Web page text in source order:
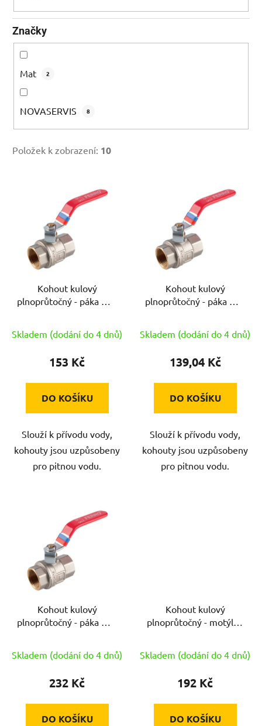
ů
Značky
Mat 2
NOVASERVIS 8
Položek k zobrazení: 10
k
Kohout kulový
plnoprůtočný - páka MM
Skladem (dodání do 4 dnů)
153 Kč
DO KOŠÍKU
Slouží k přívodu vody,
kohouty jsou uzpůsobeny
pro pitnou vodu.
Kohout kulový
plnoprůtočný - páka MM
Skladem (dodání do 4 dnů)
139,04 Kč
DO KOŠÍKU
Slouží k přívodu vody,
kohouty jsou uzpůsobeny
pro pitnou vodu.
Kohout kulový
plnoprůtočný - páka MM
Skladem (dodání do 4 dnů)
232 Kč
DO KOŠÍKU
Kohout kulový
plnoprůtočný - motýlek
Skladem (dodání do 4 dnů)
192 Kč
DO KOŠÍKU